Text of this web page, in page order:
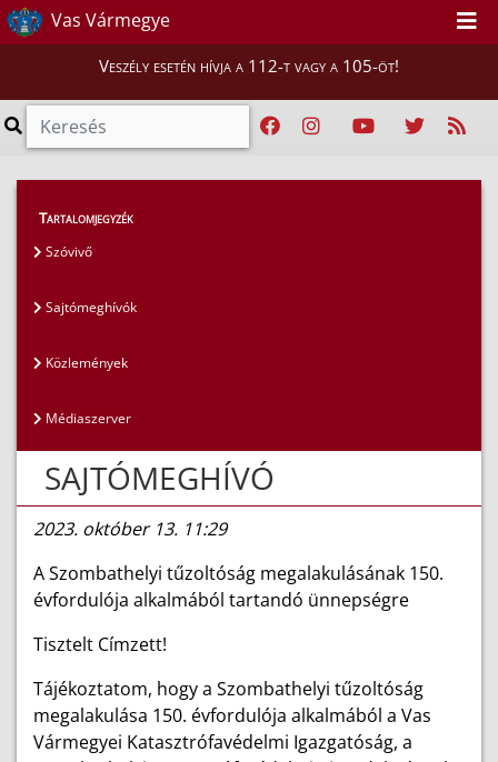
Vas Vármegye
Veszély esetén hívja a 112-t vagy a 105-öt!
Magunkról
Tartalomjegyzék
Szóvivő
Sajtómeghívók
Közlemények
Médiaszerver
SAJTÓMEGHÍVÓ
2023. október 13. 11:29
A Szombathelyi tűzoltóság megalakulásának 150.
évfordulója alkalmából tartandó ünnepségre
Tisztelt Címzett!
Tájékoztatom, hogy a Szombathelyi tűzoltóság
megalakulása 150. évfordulója alkalmából a Vas
Vármegyei Katasztrófavédelmi Igazgatóság, a